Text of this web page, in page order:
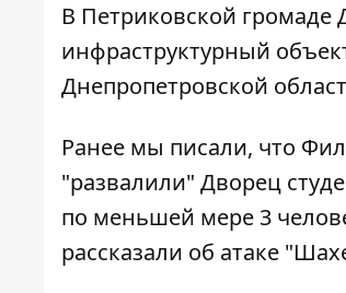
В Петриковской громаде
инфраструктурный
Днепропетровской
Ранее мы писали, что
"развалили" Дворец
по меньшей мере 3
рассказали об атаке